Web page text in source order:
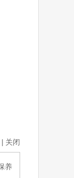
关闭
养